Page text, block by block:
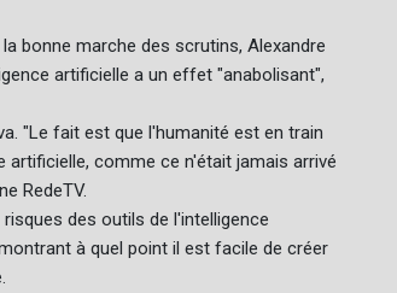
bonne marche des scrutins, Alexandre
artificielle a un effet "anabolisant",
"Le fait est que l'humanité est en train
artificielle, comme ce n'était jamais arrivé
RedeTV.
des outils de l'intelligence
à quel point il est facile de créer